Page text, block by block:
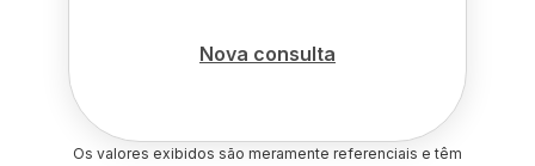
Nova consulta
Os valores exibidos são meramente referenciais e têm